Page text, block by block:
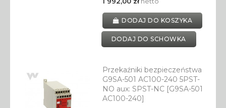
DODAJ DO KOSZYKA
DODAJ DO SCHOWKA
Przekaźniki bezpieczeństwa
G9SA-501 AC100-240 5PST-
NO aux: SPST-NC [G9SA-501
AC100-240]